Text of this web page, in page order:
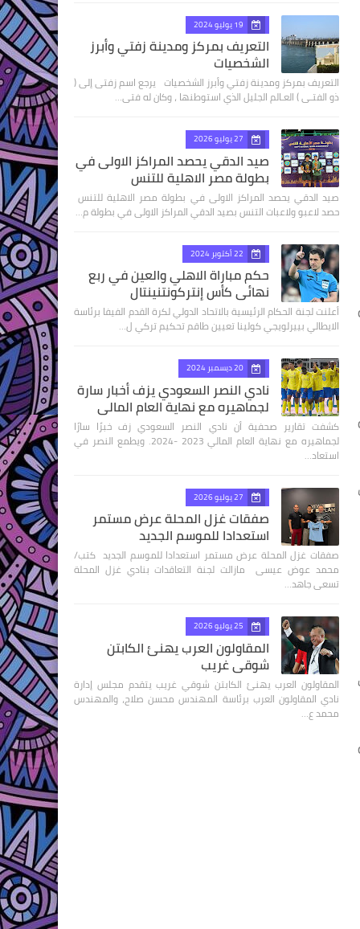
19 يوليو 2024
التعريف بمركز ومدينة زفتي وأبرز
الشخصيات
التعريف بمركز ومدينة زفتي وأبرز الشخصيات يرجع اسم زفتى إلى (
ذو الفتـى ) العـالم الجليل الذي استوطنها ، وكان له فتى…
27 يوليو 2026
صيد الدقي يحصد المراكز الاولى في
بطولة مصر الاهلية للتنس
صيد الدقي يحصد المراكز الاولى في بطولة مصر الاهلية للتنس
حصد لاعبو ولاعبات التنس بصيد الدقي المراكز الاولى في بطولة م…
22 أكتوبر 2024
حكم مباراة الاهلي والعين في ربع
نهائى كأس إنتركونتنينتال
أعلنت لجنة الحكام الرئيسية بالاتحاد الدولي لكرة القدم الفيفا برئاسة
الايطالي بييرلويجي كولينا تعيين طاقم تحكيم تركي ل…
20 ديسمبر 2024
نادي النصر السعودي يزف أخبار سارة
لجماهيره مع نهاية العام المالي
كشفت تقارير صحفية أن نادي النصر السعودي زف خبرًا سارًا
لجماهيره مع نهاية العام المالي 2023 -2024. ويطمع النصر في
استعاد…
27 يوليو 2026
صفقات غزل المحلة عرض مستمر
استعدادا للموسم الجديد
صفقات غزل المحلة عرض مستمر استعدادا للموسم الجديد كتب/
محمد عوض عيسى مازالت لجنة التعاقدات بنادي غزل المحلة
تسعى جاهد…
25 يوليو 2026
المقاولون العرب يهنئ الكابتن
شوقي غريب
المقاولون العرب يهنئ الكابتن شوقي غريب يتقدم مجلس إدارة
نادي المقاولون العرب برئاسة المهندس محسن صلاح، والمهندس
محمد ع…